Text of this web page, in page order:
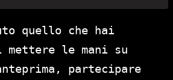
quello che hai
mettere le mani su
partecipare